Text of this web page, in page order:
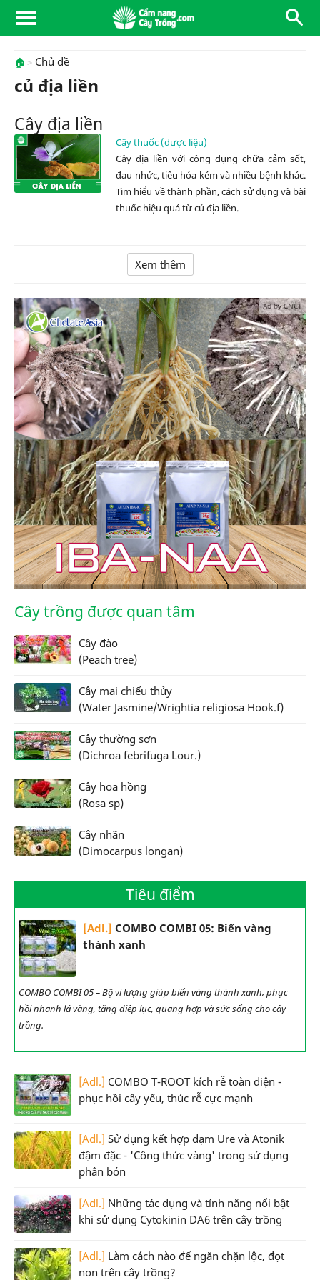
🏠 Chủ đề
củ địa liền
Cây địa liền
Cây thuốc (dược liệu)
Cây địa liền với công dụng chữa cảm sốt,
đau nhức, tiêu hóa kém và nhiều bệnh khác.
Tìm hiểu về thành phần, cách sử dụng và bài
thuốc hiệu quả từ củ địa liền.
Xem thêm
Ad by CNCT
Cây trồng được quan tâm
Cây đào
(Peach tree)
Cây mai chiếu thủy
(Water Jasmine/Wrightia religiosa Hook.f)
Cây thường sơn
(Dichroa febrifuga Lour.)
Cây hoa hồng
(Rosa sp)
Cây nhãn
(Dimocarpus longan)
Tiêu điểm
[Adl.] COMBO COMBI 05: Biến vàng
thành xanh
COMBO COMBI 05 – Bộ vi lượng giúp biến vàng thành xanh, phục
hồi nhanh lá vàng, tăng diệp lục, quang hợp và sức sống cho cây
trồng.
[Adl.] COMBO T-ROOT kích rễ toàn diện -
phục hồi cây yếu, thúc rễ cực mạnh
[Adl.] Sử dụng kết hợp đạm Ure và Atonik
đậm đặc - 'Công thức vàng' trong sử dụng
phân bón
[Adl.] Những tác dụng và tính năng nổi bật
khi sử dụng Cytokinin DA6 trên cây trồng
[Adl.] Làm cách nào để ngăn chặn lộc, đọt
non trên cây trồng?